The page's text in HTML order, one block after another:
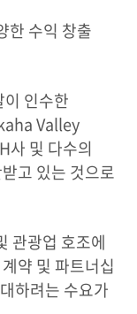
한 수익 창출
인수한
Valley
사 및 다수의
고 있는 것으로
관광업 호조에
약 및 파트너십
하려는 수요가